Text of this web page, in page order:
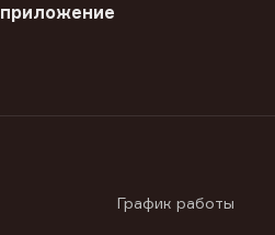
приложение
График работы